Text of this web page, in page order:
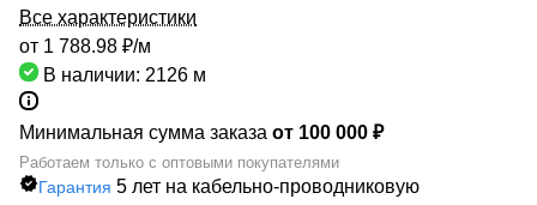
Все характеристики
от 1 788.98 ₽/м
В наличии: 2126 м
Минимальная сумма заказа от 100 000 ₽
Работаем только с оптовыми покупателями
Гарантия 5 лет на кабельно-проводниковую